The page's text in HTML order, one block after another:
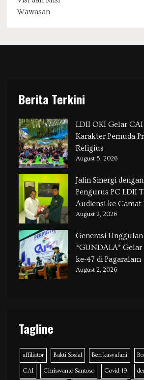
Wawasan
Berita Terkini
LDII OKI Gelar
Karakter Pemuda
Religius
August 5, 2026
Jalin Sinergi
Pengurus PC LDII
Audiensi ke Camat
August 2, 2026
Generasi
“GUNDALA”
ke-47 di Pagaralam
August 2, 2026
Tagline
affiliator Bakti Sosial Ben kasyafani
CAI Chriswanto Santoso Covid-19